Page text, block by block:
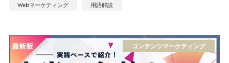
Webマーケティング 用語解説
コンテンツマーケティング